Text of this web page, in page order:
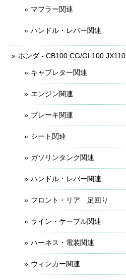
マフラー関連
ハンドル・レバー関連
ホンダ - CB100 CG/GL100 JX110
キャブレター関連
エンジン関連
ブレーキ関連
シート関連
ガソリンタンク関連
ハンドル・レバー関連
フロント・リア 足回り
ライン・ケーブル関連
ハーネス・電装関連
ウィンカー関連